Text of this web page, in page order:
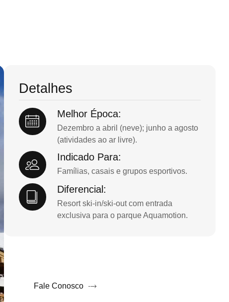
Detalhes
Melhor Época:
Dezembro a abril (neve); junho a agosto
(atividades ao ar livre).
Indicado Para:
Famílias, casais e grupos esportivos.
Diferencial:
Resort ski-in/ski-out com entrada
exclusiva para o parque Aquamotion.
Fale Conosco